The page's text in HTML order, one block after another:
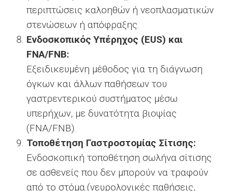
περιπτώσεις καλοηθών ή νεοπλασματικών
στενώσεων ή απόφραξης.
Ενδοσκοπικός Υπέρηχος (EUS) και
FNA/FNB:
Εξειδικευμένη μέθοδος για τη διάγνωση
όγκων και άλλων παθήσεων του
γαστρεντερικού συστήματος μέσω
υπερήχων, με δυνατότητα βιοψίας
(FNA/FNB).
Τοποθέτηση Γαστροστομίας Σίτισης:
Ενδοσκοπική τοποθέτηση σωλήνα σίτισης
σε ασθενείς που δεν μπορούν να τραφούν
από το στόμα.(νευρολογικές παθήσεις,